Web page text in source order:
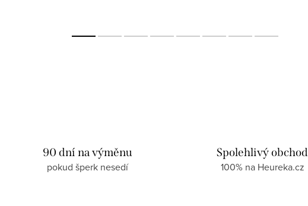
90 dní na výměnu
pokud šperk nesedí
Spolehlivý obchod
100% na Heureka.cz